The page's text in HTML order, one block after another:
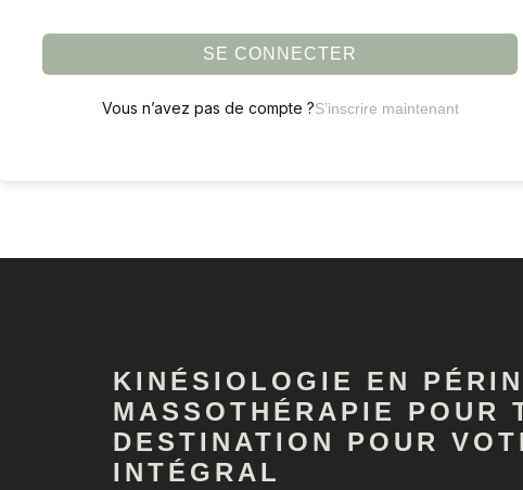
SE CONNECTER
Vous n’avez pas de compte ?S’inscrire maintenant
KINÉSIOLOGIE EN
MASSOTHÉRAPIE POUR
DESTINATION POUR
INTÉGRAL